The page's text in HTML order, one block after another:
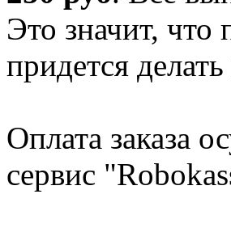
Это значит,
придется
Оплата заказа
сервис